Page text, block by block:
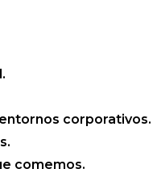
corporativos.
comemos.